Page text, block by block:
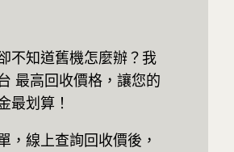
不知道舊機怎麼辦？我
最高回收價格，讓您的
最划算！
，線上查詢回收價後，